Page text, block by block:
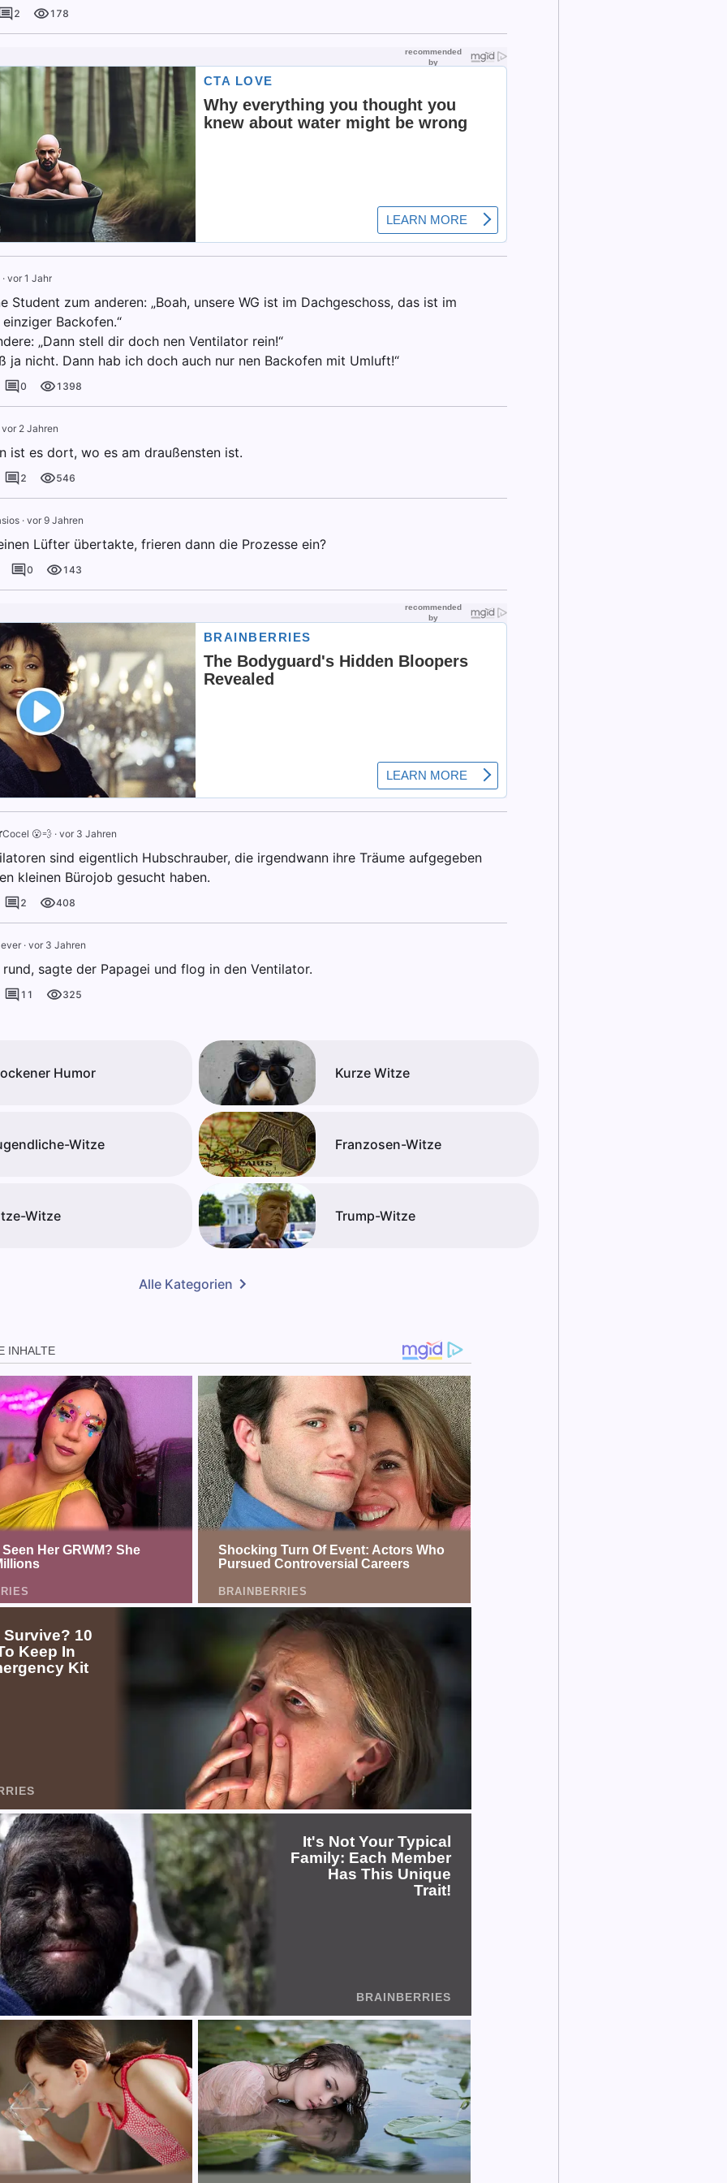
2 178
· vor 1 Jahr
Student zum anderen: „Boah, unsere WG ist im Dachgeschoss, das ist im
Backofen.“
„Dann stell dir doch nen Ventilator rein!“
ja nicht. Dann hab ich doch auch nur nen Backofen mit Umluft!“
0 1398
vor 2 Jahren
ist es dort, wo es am draußensten ist.
2 546
· vor 9 Jahren
Lüfter übertakte, frieren dann die Prozesse ein?
0 143
Cocel 😮💨· vor 3 Jahren
sind eigentlich Hubschrauber, die irgendwann ihre Träume aufgegeben
kleinen Bürojob gesucht haben.
2 408
· vor 3 Jahren
sagte der Papagei und flog in den Ventilator.
11 325
Humor Kurze Witze
Witze Franzosen-Witze
Witze Trump-Witze
Alle Kategorien